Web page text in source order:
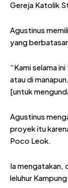
Gereja Katolik
Agustinus
yang
“Kami selama
atau di
[untuk
Agustinus
proyek itu
Poco Leok.
Ia mengatakan,
leluhur